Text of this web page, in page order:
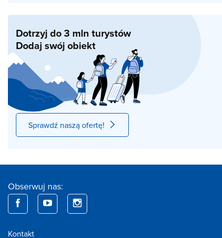
Dotrzyj do 3 mln turystów
Dodaj swój obiekt
Sprawdź naszą ofertę!
Obserwuj nas:
Kontakt